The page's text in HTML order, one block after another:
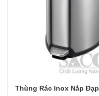
Thùng Rác Inox Nắp Đạp